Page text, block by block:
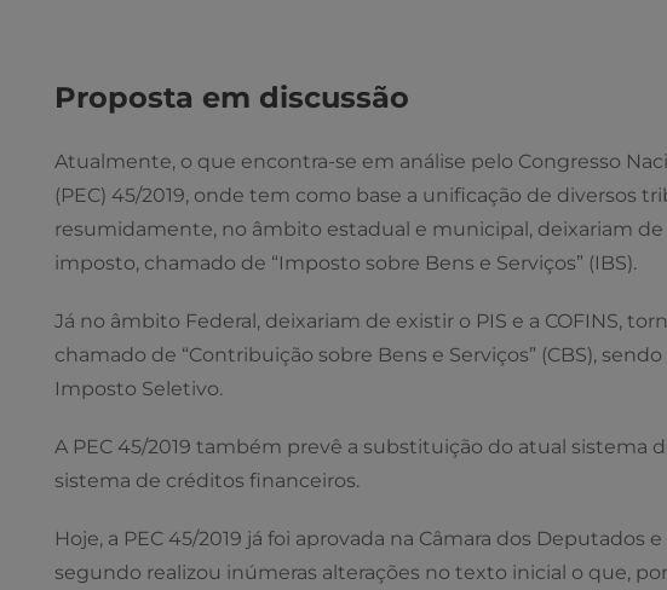
Proposta em discussão
Atualmente, o que encontra-se em análise pelo Congresso
(PEC) 45/2019, onde tem como base a unificação de diversos
resumidamente, no âmbito estadual e municipal, deixariam de
imposto, chamado de “Imposto sobre Bens e Serviços” (IBS).
Já no âmbito Federal, deixariam de existir o PIS e a COFINS,
chamado de “Contribuição sobre Bens e Serviços” (CBS),
Imposto Seletivo.
A PEC 45/2019 também prevê a substituição do atual sistema
sistema de créditos financeiros.
Hoje, a PEC 45/2019 já foi aprovada na Câmara dos
segundo realizou inúmeras alterações no texto inicial o que,